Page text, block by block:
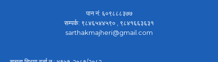
पान नं: ६०९८८८३७७
सम्पर्क: ९८४६५४४५९० , ९८४१६६३६३१
sarthakmajheri@gmail.com